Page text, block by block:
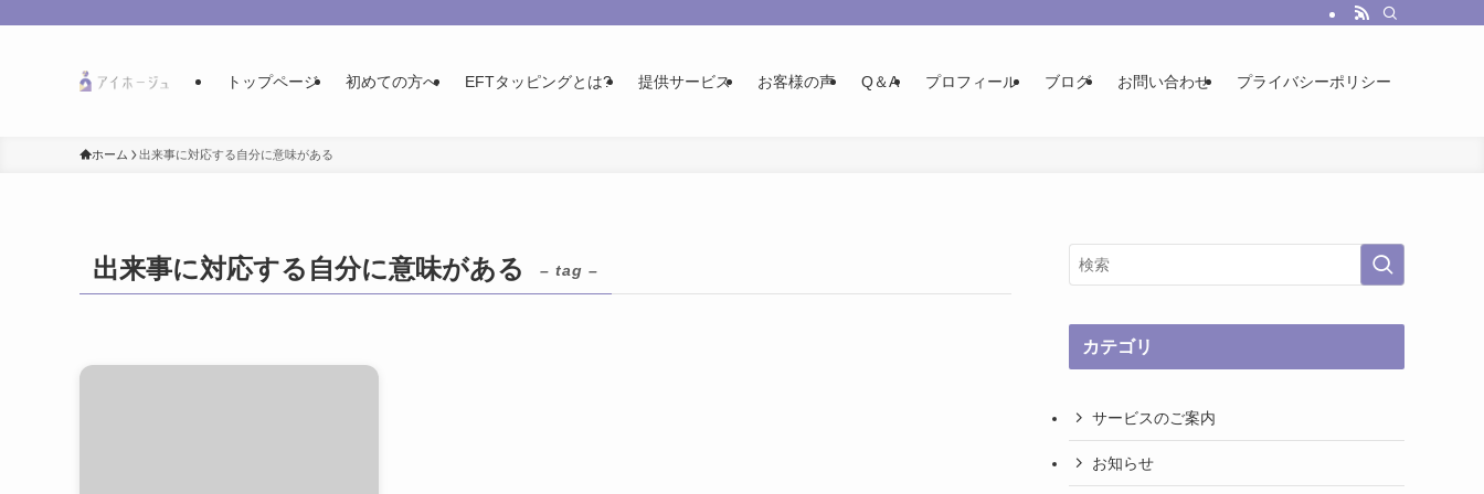
トップページ 初めての方へ EFTタッピングとは? 提供サービス お客様の声 Q＆A プロフィール ブログ お問い合わせ プライバシーポリシー
ホーム 出来事に対応する自分に意味がある
出来事に対応する自分に意味がある – tag –
カテゴリ
サービスのご案内
お知らせ